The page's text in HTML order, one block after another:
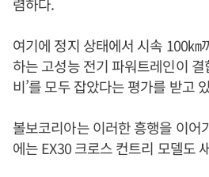
여기에 정지 상태에서 시속 100㎞
하는 고성능 전기 파워트레인이 결
비’를 모두 잡았다는 평가를 받고
볼보코리아는 이러한 흥행을 이어
에는 EX30 크로스 컨트리 모델도